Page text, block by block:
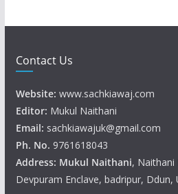
Contact Us
Website: www.sachkiawaj.com
Editor: Mukul Naithani
Email: sachkiawajuk@gmail.com
Ph. No. 9761618043
Address: Mukul Naithani, Naithani
Devpuram Enclave, badripur, Ddun,